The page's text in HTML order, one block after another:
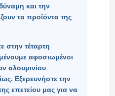
αλουμινίου
και την
τα προϊόντα της
στην τέταρτη
αφοσιωμένοι
αλουμινίου
Εξερευνήστε την
επετείου μας για να